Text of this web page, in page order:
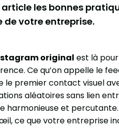
les bonnes
de votre entreprise.
original est là
Ce qu’on appelle le
le premier contact visuel
aléatoires sans lien
harmonieuse et
ce que votre entreprise